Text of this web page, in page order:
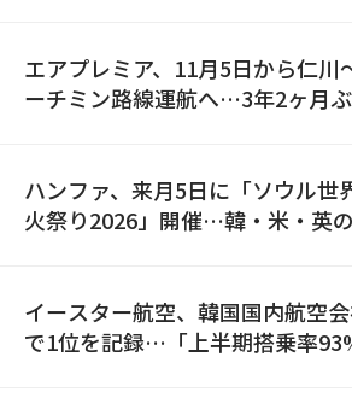
エアプレミア、11月5日から仁川
ーチミン路線運航へ…3年2ヶ月
ハンファ、来月5日に「ソウル世
火祭り2026」開催…韓・米・英
イースター航空、韓国国内航空
で1位を記録…「上半期搭乗率